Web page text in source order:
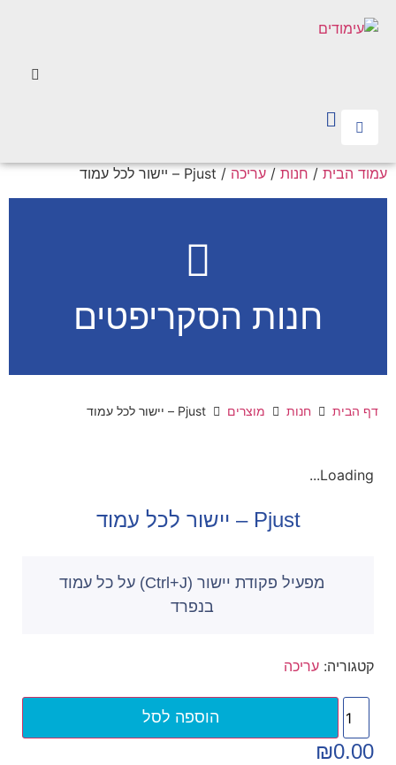
עמוד הבית / חנות / עריכה / Pjust – יישור לכל עמוד
חנות הסקריפטים
דף הבית חנות מוצרים Pjust – יישור לכל עמוד
Loading...
Pjust – יישור לכל עמוד
מפעיל פקודת יישור (Ctrl+J) על כל עמוד
בנפרד
קטגוריה: עריכה
הוספה לסל
₪0.00